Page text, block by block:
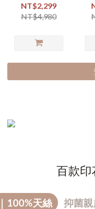
NT$2,299
NT$4,980
百款印
100%天絲 抑菌